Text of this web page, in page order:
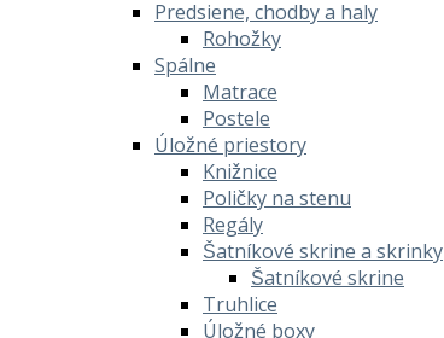
Predsiene, chodby a haly
Rohožky
Spálne
Matrace
Postele
Úložné priestory
Knižnice
Poličky na stenu
Regály
Šatníkové skrine a skrinky
Šatníkové skrine
Truhlice
Úložné boxy